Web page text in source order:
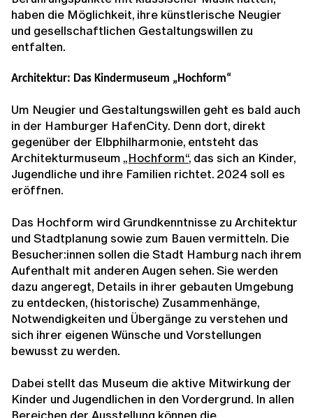
haben die Möglichkeit, ihre künstlerische Neugier
und gesellschaftlichen Gestaltungswillen zu
entfalten.
Architektur: Das Kindermuseum „Hochform“
Um Neugier und Gestaltungswillen geht es bald auch
in der Hamburger HafenCity. Denn dort, direkt
gegenüber der Elbphilharmonie, entsteht das
Architekturmuseum „Hochform“, das sich an Kinder,
Jugendliche und ihre Familien richtet. 2024 soll es
eröffnen.
Das Hochform wird Grundkenntnisse zu Architektur
und Stadtplanung sowie zum Bauen vermitteln. Die
Besucher:innen sollen die Stadt Hamburg nach ihrem
Aufenthalt mit anderen Augen sehen. Sie werden
dazu angeregt, Details in ihrer gebauten Umgebung
zu entdecken, (historische) Zusammenhänge,
Notwendigkeiten und Übergänge zu verstehen und
sich ihrer eigenen Wünsche und Vorstellungen
bewusst zu werden.
Dabei stellt das Museum die aktive Mitwirkung der
Kinder und Jugendlichen in den Vordergrund. In allen